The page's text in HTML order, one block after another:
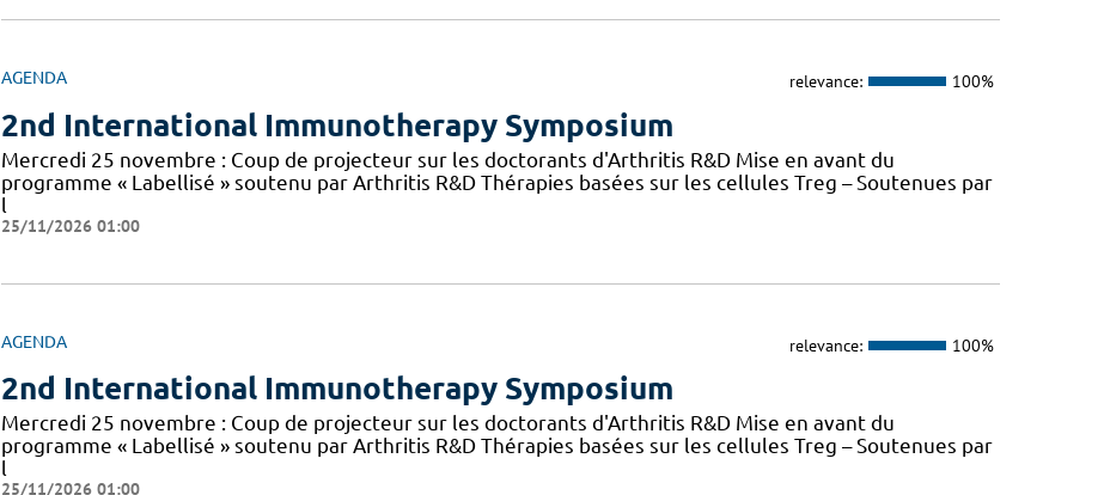
AGENDA relevance: 100%
2nd International Immunotherapy Symposium
Mercredi 25 novembre : Coup de projecteur sur les doctorants d'Arthritis R&D Mise en avant du
programme « Labellisé » soutenu par Arthritis R&D Thérapies basées sur les cellules Treg – Soutenues par
l
25/11/2026 01:00
AGENDA relevance: 100%
2nd International Immunotherapy Symposium
Mercredi 25 novembre : Coup de projecteur sur les doctorants d'Arthritis R&D Mise en avant du
programme « Labellisé » soutenu par Arthritis R&D Thérapies basées sur les cellules Treg – Soutenues par
l
25/11/2026 01:00